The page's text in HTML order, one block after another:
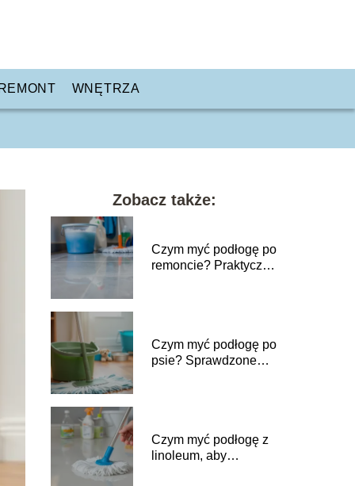
REMONT WNĘTRZA
Zobacz także:
Czym myć podłogę po
remoncie? Praktyczny
Czym myć podłogę po
psie? Sprawdzone
Czym myć podłogę z
linoleum, aby